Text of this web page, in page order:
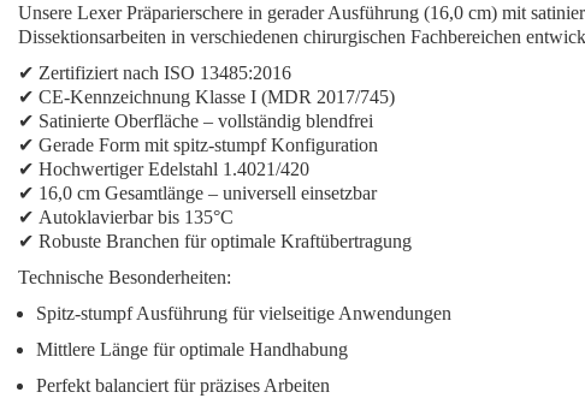
Unsere Lexer Präparierschere in gerader Ausführung (16,0 cm) mit
Dissektionsarbeiten in verschiedenen chirurgischen Fachbereichen
✔ Zertifiziert nach ISO 13485:2016
✔ CE-Kennzeichnung Klasse I (MDR 2017/745)
✔ Satinierte Oberfläche – vollständig blendfrei
✔ Gerade Form mit spitz-stumpf Konfiguration
✔ Hochwertiger Edelstahl 1.4021/420
✔ 16,0 cm Gesamtlänge – universell einsetzbar
✔ Autoklavierbar bis 135°C
✔ Robuste Branchen für optimale Kraftübertragung
Technische Besonderheiten:
Spitz-stumpf Ausführung für vielseitige Anwendungen
Mittlere Länge für optimale Handhabung
Perfekt balanciert für präzises Arbeiten